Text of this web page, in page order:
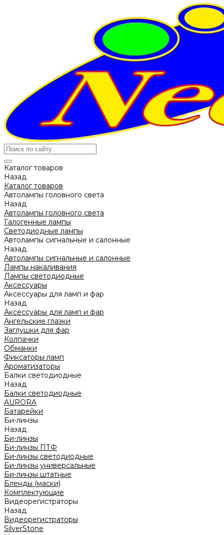
Каталог товаров
Назад
Каталог товаров
Автолампы головного света
Назад
Автолампы головного света
Галогенные лампы
Светодиодные лампы
Автолампы сигнальные и салонные
Назад
Автолампы сигнальные и салонные
Лампы накаливания
Лампы светодиодные
Аксессуары
Аксессуары для ламп и фар
Назад
Аксессуары для ламп и фар
Ангельские глазки
Заглушки для фар
Колпачки
Обманки
Фиксаторы ламп
Ароматизаторы
Балки светодиодные
Назад
Балки светодиодные
AURORA
Батарейки
Би-линзы
Назад
Би-линзы
Би-линзы ПТФ
Би-линзы светодиодные
Би-линзы универсальные
Би-линзы штатные
Бленды (маски)
Комплектующие
Видеорегистраторы
Назад
Видеорегистраторы
SilverStone